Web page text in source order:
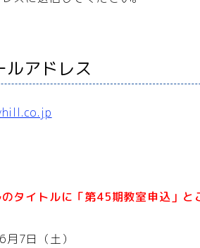
ルアドレス
タイトルに「第45期教室申込」と
7日（土）